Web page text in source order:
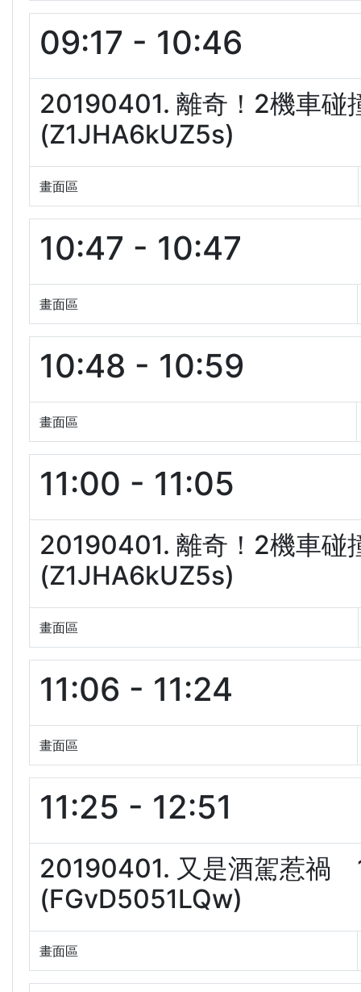
09:17 - 10:46
20190401. 離奇！2機車
(Z1JHA6kUZ5s)
畫面區
10:47 - 10:47
畫面區
10:48 - 10:59
畫面區
11:00 - 11:05
20190401. 離奇！2機車
(Z1JHA6kUZ5s)
畫面區
11:06 - 11:24
畫面區
11:25 - 12:51
20190401. 又是酒駕惹禍
(FGvD5051LQw)
畫面區